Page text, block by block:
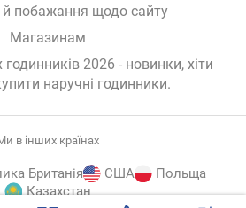
побажання щодо сайту
Магазинам
2026 - новинки, хіти
наручні годинники.
в інших країнах
Британія США
Польща
Казахстан